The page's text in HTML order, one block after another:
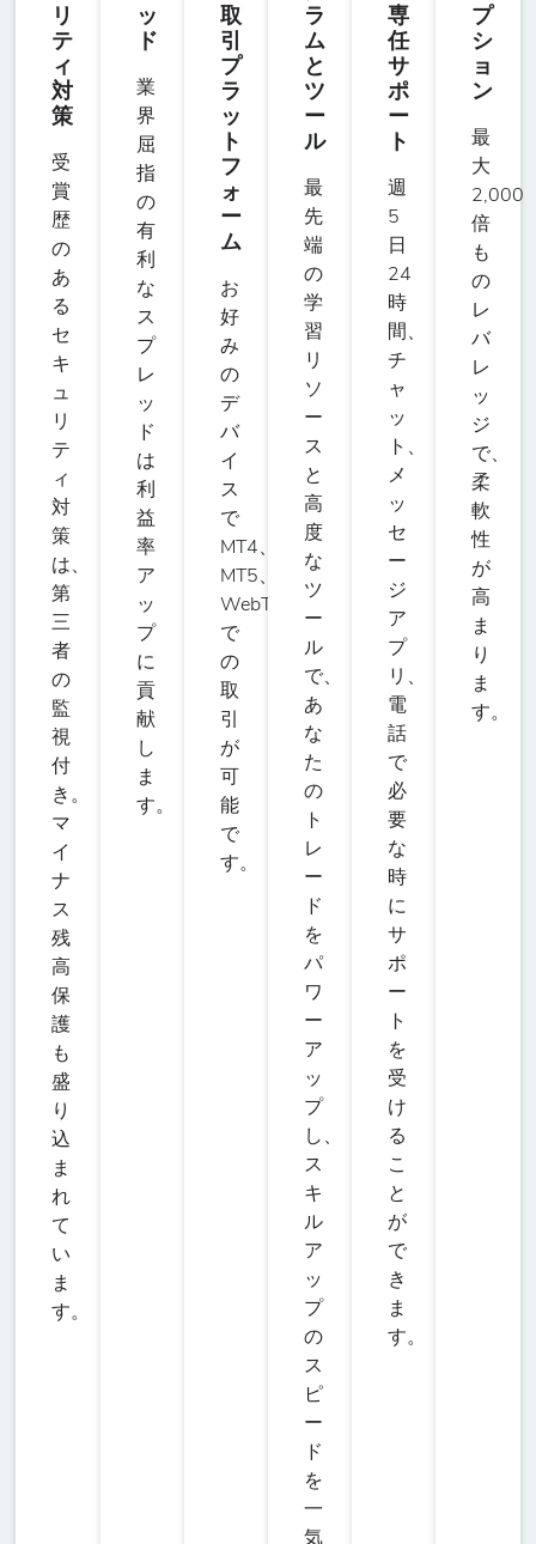
DOT/USD
ポルカドット対
米ドル
151 10 50% 100
DSH/USD
ダッシュ対米ド 151 10 50%
ENJ/USD
151 10 50% 100
EOS/USD
イオス対米ドル
17 10 50% 1000
ETH/USD
イーサリアム対
米ドル
10 50%
FTM/USD
ファントム対米
ドル
151 10 50%
LNK/USD
リンク対米ドル
158 10 50%
LTC/USD
ライトコイン対
米ドル
10 50%
MNA/USD
ディセントララ
ンド対米ドル
10 50%
MTC/USD
10 50%
10
10
リ
テ
ィ
対
策
受
賞
歴
の
あ
る
セ
キ
ュ
リ
テ
ィ
対
策
は、
第
三
者
の
監
視
付
き。
マ
イ
ナ
ス
残
高
保
護
も
盛
り
込
ま
れ
て
い
ま
す。
ッ
ド
業
界
屈
指
の
有
利
な
ス
プ
レ
ッ
ド
は
利
益
率
ア
ッ
プ
に
貢
献
し
ま
す。
取
引
プ
ラ
ッ
ト
フ
ォ
ー
ム
お
好
み
の
デ
バ
イ
ス
で
MT4、
MT5、
WebTrader
で
の
取
引
が
可
能
で
す。
ラ
ム
と
ツ
ー
ル
最
先
端
の
学
習
リ
ソ
ー
ス
と
高
度
な
ツ
ー
ル
で、
あ
な
た
の
ト
レ
ー
ド
を
パ
ワ
ー
ア
ッ
プ
し、
ス
キ
ル
ア
ッ
プ
の
ス
ピ
ー
ド
を
一
気
専
任
サ
ポ
ー
ト
週
5
日
24
時
間、
チ
ャ
ッ
ト、
メ
ッ
セ
ー
ジ
ア
プ
リ、
電
話
で
必
要
な
時
に
サ
ポ
ー
ト
を
受
け
る
こ
と
が
で
き
ま
す。
プ
シ
ョ
ン
最
大
2,000
倍
も
の
レ
バ
レ
ッ
ジ
で、
柔
軟
性
が
高
ま
り
ま
す。